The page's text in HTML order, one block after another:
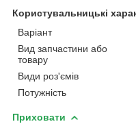
Користувальницькі
Варіант
Вид запчастини або
товару
Види роз'ємів
Потужність
Приховати